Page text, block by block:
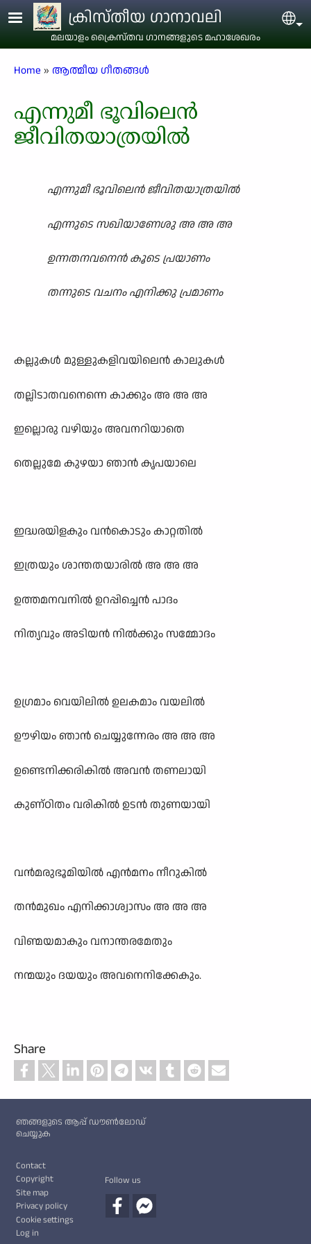
Skip to main contentക്രിസ്തീയ ഗാനാവലി
മലയാളം ക്രൈസ്തവ ഗാനങ്ങളുടെ മഹാശേഖരം
Breadcrumb
Home ആത്മീയ ഗീതങ്ങൾ
എന്നുമീ ഭൂവിലെൻ
ജീവിതയാത്രയിൽ
എന്നുമീ ഭൂവിലെൻ ജീവിതയാത്രയിൽ
എന്നുടെ സഖിയാണേശു അ അ അ
ഉന്നതനവനെൻ കൂടെ പ്രയാണം
തന്നുടെ വചനം എനിക്കു പ്രമാണം
കല്ലുകൾ മുള്ളുകളിവയിലെൻ കാലുകൾ
തല്ലിടാതവനെന്നെ കാക്കും അ അ അ
ഇല്ലൊരു വഴിയും അവനറിയാതെ
തെല്ലുമേ കുഴയാ ഞാൻ കൃപയാലെ
ഇദ്ധരയിളകും വൻകൊടും കാറ്റതിൽ
ഇത്രയും ശാന്തതയാരിൽ അ അ അ
ഉത്തമനവനിൽ ഉറപ്പിച്ചെൻ പാദം
നിത്യവും അടിയൻ നിൽക്കും സമ്മോദം
ഉഗ്രമാം വെയിലിൽ ഉലകമാം വയലിൽ
ഊഴിയം ഞാൻ ചെയ്യുന്നേരം അ അ അ
ഉണ്ടെനിക്കരികിൽ അവൻ തണലായി
കുണ്ഠിതം വരികിൽ ഉടൻ തുണയായി
വൻമരുഭൂമിയിൽ എൻമനം നീറുകിൽ
തൻമുഖം എനിക്കാശ്വാസം അ അ അ
വിണ്മയമാകും വനാന്തരമേതും
നന്മയും ദയയും അവനെനിക്കേകും.
Share
ഞങ്ങളുടെ ആപ്പ് ഡൗൺലോഡ്
ചെയ്യുക
Contact
Copyright
Site map
Privacy policy
Cookie settings
Log in
Follow us